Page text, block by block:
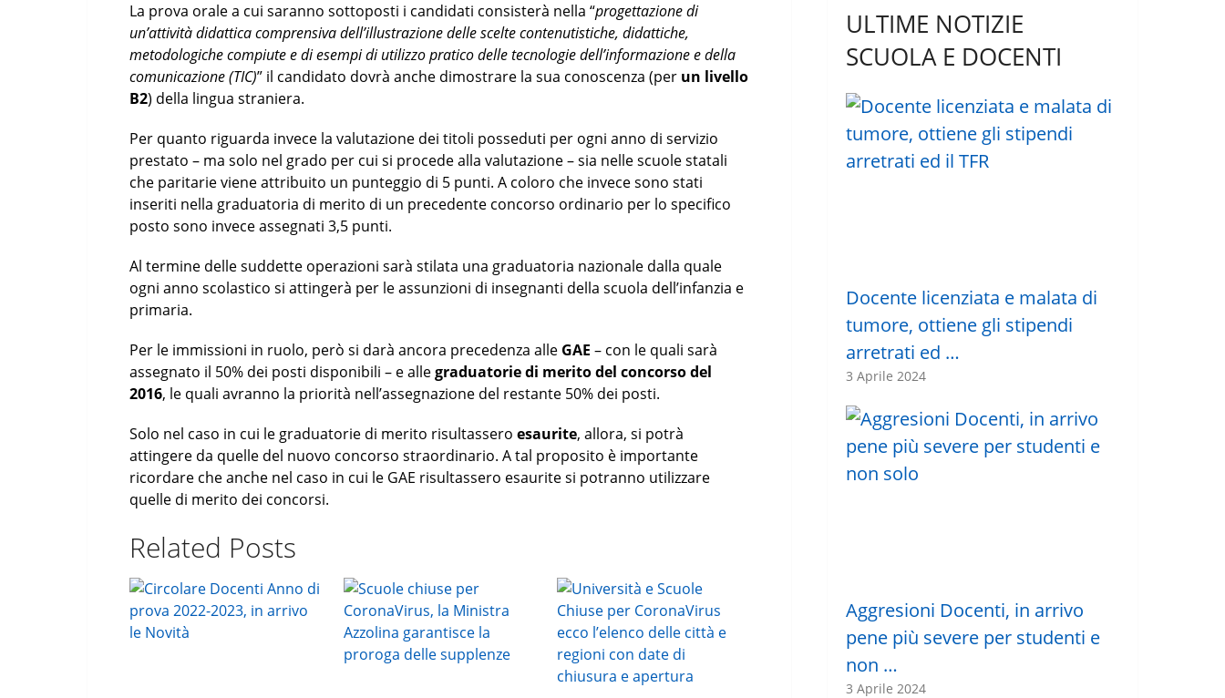
La prova orale a cui saranno sottoposti i candidati consisterà nella “progettazione di
un’attività didattica comprensiva dell’illustrazione delle scelte contenutistiche, didattiche,
metodologiche compiute e di esempi di utilizzo pratico delle tecnologie dell’informazione e della
comunicazione (TIC)” il candidato dovrà anche dimostrare la sua conoscenza (per un livello
B2) della lingua straniera.
Per quanto riguarda invece la valutazione dei titoli posseduti per ogni anno di servizio
prestato – ma solo nel grado per cui si procede alla valutazione – sia nelle scuole statali
che paritarie viene attribuito un punteggio di 5 punti. A coloro che invece sono stati
inseriti nella graduatoria di merito di un precedente concorso ordinario per lo specifico
posto sono invece assegnati 3,5 punti.
Al termine delle suddette operazioni sarà stilata una graduatoria nazionale dalla quale
ogni anno scolastico si attingerà per le assunzioni di insegnanti della scuola dell’infanzia e
primaria.
Per le immissioni in ruolo, però si darà ancora precedenza alle GAE – con le quali sarà
assegnato il 50% dei posti disponibili – e allegraduatorie di merito del concorso del
2016, le quali avranno la priorità nell’assegnazione del restante 50% dei posti.
Solo nel caso in cui le graduatorie di merito risultassero esaurite, allora, si potrà
attingere da quelle del nuovo concorso straordinario. A tal proposito è importante
ricordare che anche nel caso in cui le GAE risultassero esaurite si potranno utilizzare
quelle di merito dei concorsi.
Related Posts
ULTIME NOTIZIE
SCUOLA E DOCENTI
Docente licenziata e malata di
tumore, ottiene gli stipendi
arretrati ed …
3 Aprile 2024
Aggresioni Docenti, in arrivo
pene più severe per studenti e
non …
3 Aprile 2024